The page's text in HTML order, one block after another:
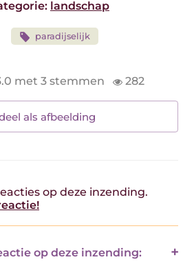
landschap
paradijselijk
met 3 stemmen 282
als afbeelding
op deze inzending.
op deze inzending: